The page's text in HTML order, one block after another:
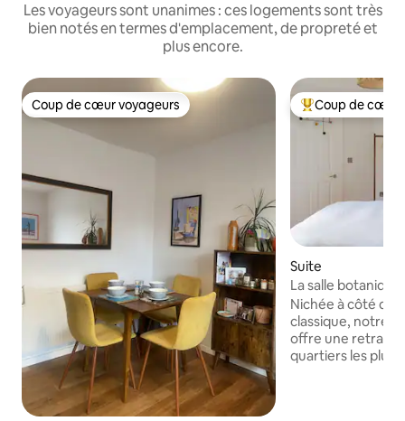
Les voyageurs sont unanimes : ces logements sont très
bien notés en termes d'emplacement, de propreté et
plus encore.
Coup de cœur voyageurs
Coup de cœur voyageurs Coups de cœur
Coup de cœur
Suite
La salle
Song
Nichée à côté
classique, notre
offre une retraite
quartiers les plus